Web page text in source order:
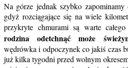
Na górze jednak szybko zapominamy
gdyż rozciągające się na wiele
przykryte chmurami są warte całego
rodzina odetchnąć może
wędrówka i odpoczynek co jakiś czas
już kilka tygodni przed wolnym